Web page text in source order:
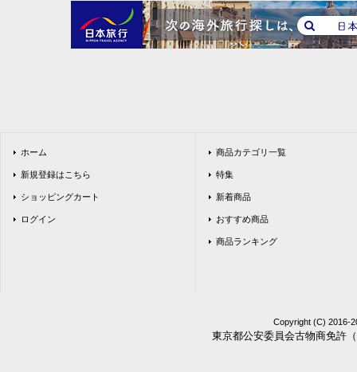
ホーム
新規登録はこちら
ショッピングカート
ログイン
商品カテゴリ一覧
特集
新着商品
おすすめ商品
商品ランキング
Copyright (C) 2016-
東京都公安委員会古物商免許